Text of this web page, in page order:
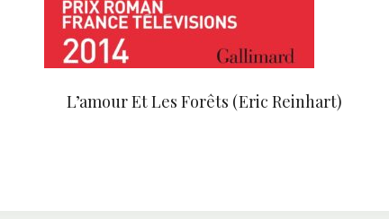
L’amour Et Les Forêts (Eric Reinhart)